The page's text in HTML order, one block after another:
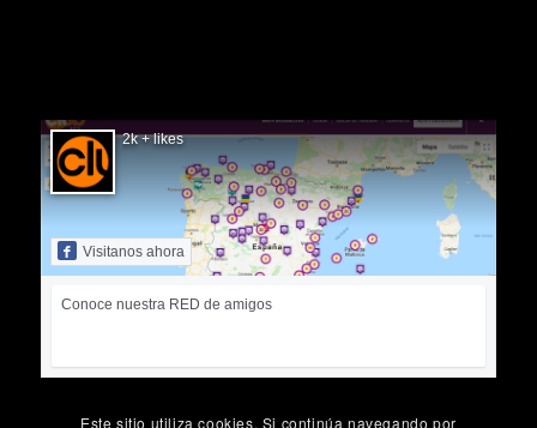
2k + likes
Visitanos ahora
Conoce nuestra RED de amigos
Este sitio utiliza cookies. Si continúa navegando por